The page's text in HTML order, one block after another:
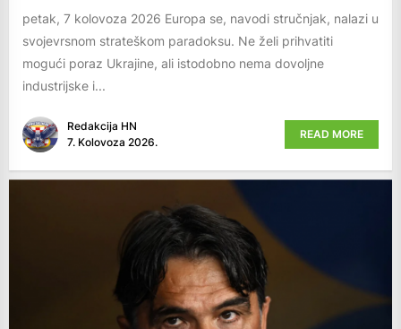
petak, 7 kolovoza 2026 Europa se, navodi stručnjak, nalazi u
svojevrsnom strateškom paradoksu. Ne želi prihvatiti
mogući poraz Ukrajine, ali istodobno nema dovoljne
industrijske i...
Redakcija HN
7. Kolovoza 2026.
READ MORE